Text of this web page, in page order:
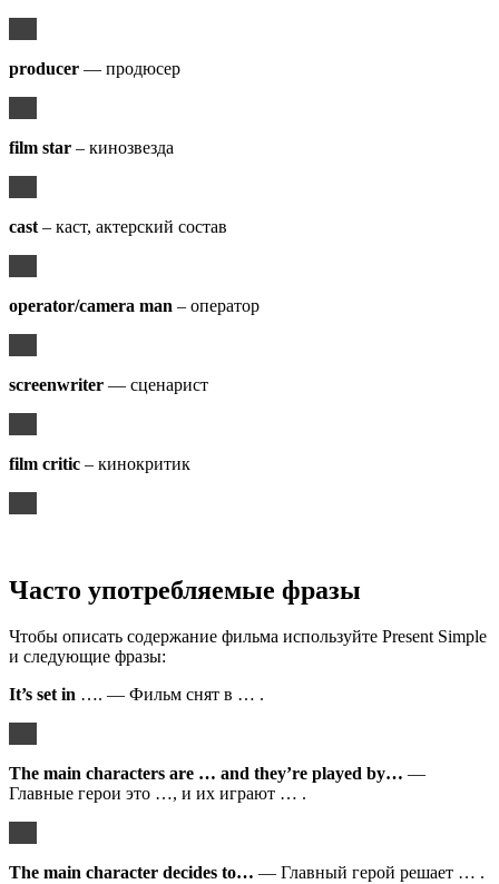
producer — продюсер
film star – кинозвезда
cast – каст, актерский состав
operator/camera man – оператор
screenwriter — сценарист
film critic – кинокритик
Часто употребляемые фразы
Чтобы описать содержание фильма используйте Present Simple
и следующие фразы:
It’s set in …. — Фильм снят в … .
The main characters are … and they’re played by… —
Главные герои это …, и их играют … .
The main character decides to… — Главный герой решает … .